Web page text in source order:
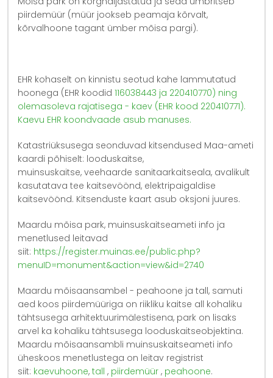
piirdemüür (müür jookseb peamaja kõrvalt,
kõrvalhoone tagant ümber mõisa pargi).
EHR kohaselt on kinnistu seotud kahe lammutatud
hoonega (EHR koodid 116038443 ja 220410770) ning
olemasoleva rajatisega - kaev (EHR kood 220410771).
Kaevu EHR koondvaade asub manuses.
Katastriüksusega seonduvad kitsendused Maa-ameti
kaardi põhiselt: looduskaitse,
muinsuskaitse, veehaarde sanitaarkaitseala, avalikult
kasutatava tee kaitsevöönd, elektripaigaldise
kaitsevöönd. Kitsenduste kaart asub oksjoni juures.
Maardu mõisa park, muinsuskaitseameti info ja
menetlused leitavad
siit: https://register.muinas.ee/public.php?
menuID=monument&action=view&id=2740
Maardu mõisaansambel - peahoone ja tall, samuti
aed koos piirdemüüriga on riikliku kaitse all kohaliku
tähtsusega arhitektuurimälestisena, park on lisaks
arvel ka kohaliku tähtsusega looduskaitseobjektina.
Maardu mõisaansambli muinsuskaitseameti info
üheskoos menetlustega on leitav registrist
siit: kaevuhoone, tall , piirdemüür , peahoone.